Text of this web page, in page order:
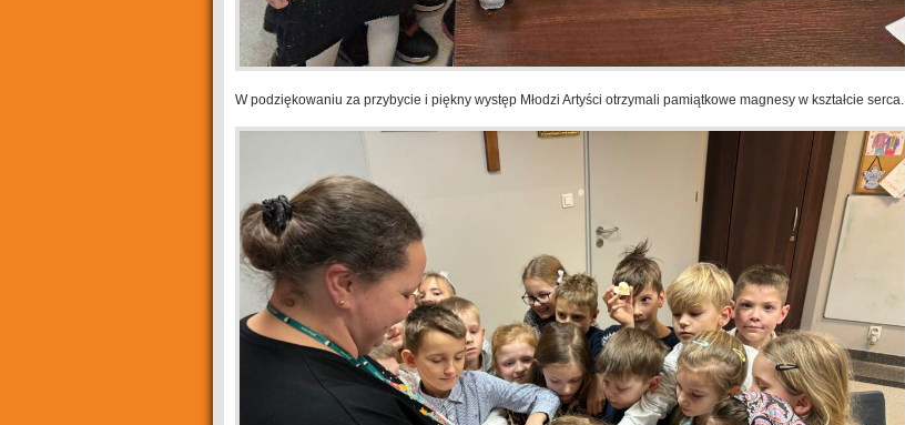
W podziękowaniu za przybycie i piękny występ Młodzi Artyści otrzymali pamiątkowe magnesy w kształcie serca.